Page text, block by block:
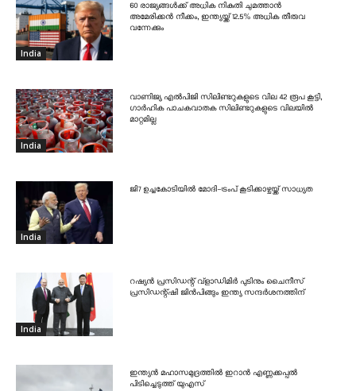
India
60 രാജ്യങ്ങൾക്ക് അധിക നികുതി ചുമത്താൻ
അമേരിക്കൻ നീക്കം, ഇന്ത്യയ്ക്ക് 12.5% അധിക തീരുവ
വന്നേക്കും
India
വാണിജ്യ എൽപിജി സിലിണ്ടറുകളുടെ വില 42 രൂപ കൂട്ടി,
ഗാർഹിക പാചകവാതക സിലിണ്ടറുകളുടെ വിലയിൽ
മാറ്റമില്ല
India
ജി7 ഉച്ചകോടിയിൽ മോദി-ട്രംപ് കൂടിക്കാഴ്ചയ്ക്ക് സാധ്യത
India
റഷ്യൻ പ്രസിഡന്റ് വ്‌ളാഡിമിർ പുടിനും ചൈനീസ്
പ്രസിഡന്റ്ഷി ജിൻപിങ്ങും ഇന്ത്യ സന്ദർശനത്തിന്
ഇന്ത്യൻ മഹാസമുദ്രത്തിൽ ഇറാൻ എണ്ണക്കപ്പൽ
പിടിച്ചെടുത്ത് യുഎസ്